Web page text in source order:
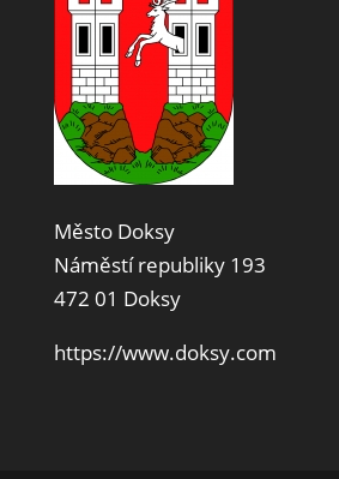
Město Doksy
Náměstí republiky 193
472 01 Doksy
https://www.doksy.com